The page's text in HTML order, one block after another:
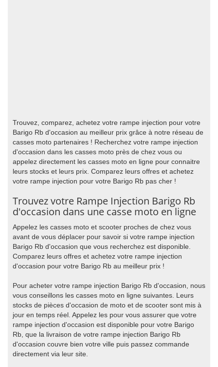
Trouvez, comparez, achetez votre rampe injection pour votre
Barigo Rb d'occasion au meilleur prix grâce à notre réseau de
casses moto partenaires ! Recherchez votre rampe injection
d'occasion dans les casses moto près de chez vous ou
appelez directement les casses moto en ligne pour connaitre
leurs stocks et leurs prix. Comparez leurs offres et achetez
votre rampe injection pour votre Barigo Rb pas cher !
Trouvez votre Rampe Injection Barigo Rb
d'occasion dans une casse moto en ligne
Appelez les casses moto et scooter proches de chez vous
avant de vous déplacer pour savoir si votre rampe injection
Barigo Rb d'occasion que vous recherchez est disponible.
Comparez leurs offres et achetez votre rampe injection
d'occasion pour votre Barigo Rb au meilleur prix !
Pour acheter votre rampe injection Barigo Rb d'occasion, nous
vous conseillons les casses moto en ligne suivantes. Leurs
stocks de pièces d'occasion de moto et de scooter sont mis à
jour en temps réel. Appelez les pour vous assurer que votre
rampe injection d'occasion est disponible pour votre Barigo
Rb, que la livraison de votre rampe injection Barigo Rb
d'occasion couvre bien votre ville puis passez commande
directement via leur site.